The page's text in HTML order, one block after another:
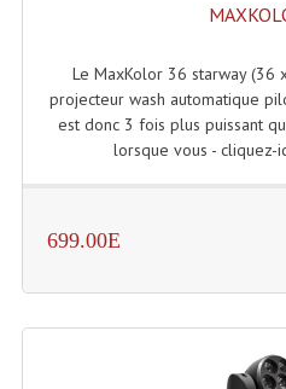
Le MaxKolor 36 starway (36
projecteur wash automatique
est donc 3 fois plus puissant
lorsque vous - cliquez-
699.00E